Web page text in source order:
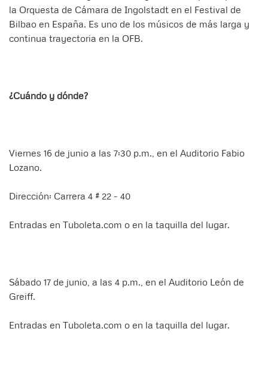
la Orquesta de Cámara de Ingolstadt en el Festival de
Bilbao en España. Es uno de los músicos de más larga y
continua trayectoria en la OFB.
¿Cuándo y dónde?
Viernes 16 de junio a las 7:30 p.m., en el Auditorio Fabio
Lozano.
Dirección: Carrera 4 # 22 - 40
Entradas en Tuboleta.com o en la taquilla del lugar.
Sábado 17 de junio, a las 4 p.m., en el Auditorio León de
Greiff.
Entradas en Tuboleta.com o en la taquilla del lugar.